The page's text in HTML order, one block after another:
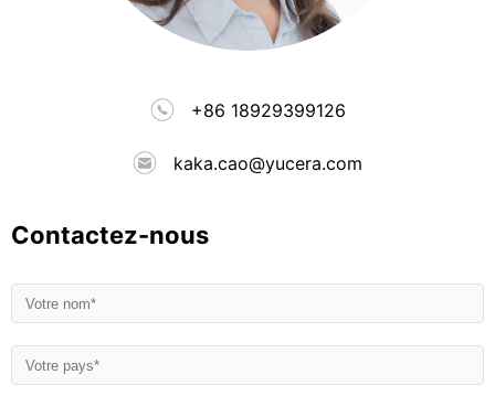
+86 18929399126
kaka.cao@yucera.com
Contactez-nous